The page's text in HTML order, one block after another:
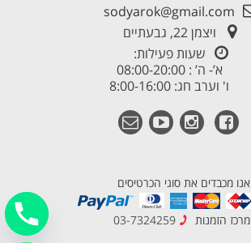
sodyarok@gmail.com
ויצמן 22, גבעתיים
שעות פעילות:
א’- ה’ : 08:00-20:00
ו' וערב חג: 8:00-16:00
אנו מכבדים את סוגי הכרטיסים
מרכז הזמנות 03-7324259